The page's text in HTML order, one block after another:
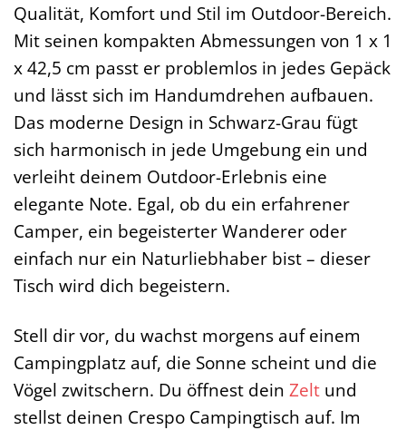
Qualität, Komfort und Stil im Outdoor-Bereich.
Mit seinen kompakten Abmessungen von 1 x 1
x 42,5 cm passt er problemlos in jedes Gepäck
und lässt sich im Handumdrehen aufbauen.
Das moderne Design in Schwarz-Grau fügt
sich harmonisch in jede Umgebung ein und
verleiht deinem Outdoor-Erlebnis eine
elegante Note. Egal, ob du ein erfahrener
Camper, ein begeisterter Wanderer oder
einfach nur ein Naturliebhaber bist – dieser
Tisch wird dich begeistern.
Stell dir vor, du wachst morgens auf einem
Campingplatz auf, die Sonne scheint und die
Vögel zwitschern. Du öffnest dein Zelt und
stellst deinen Crespo Campingtisch auf. Im